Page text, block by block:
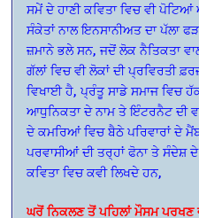
ਸਮੇਂ ਦੇ ਹਾਣੀ ਕਵਿਤਾ ਵਿਚ ਵੀ
ਸੰਕੇਤਾਂ ਨਾਲ ਇਨਸਾਨੀਅਤ ਦਾ ਪੱਲਾ
ਜ਼ਮਾਨੇ ਭਲੇ ਸਨ, ਜਦੋਂ ਲੋਕ ਨੈਤਿਕਤਾ
ਗੱਲਾਂ ਵਿਚ ਵੀ ਲੋਕਾਂ ਦੀ ਪ੍ਰਵਿਰਤੀ
ਵਿਖਾਈ ਹੈ, ਪ੍ਰੰਤੂ ਸਾਡੇ ਸਮਾਜ ਵਿਚ
ਆਧੁਨਿਕਤਾ ਦੇ ਨਾਮ ਤੇ ਇੰਟਰਨੈਟ ਦੀ
ਦੇ ਕਮਰਿਆਂ ਵਿਚ ਬੈਠੇ ਪਰਿਵਾਰਾਂ ਦੇ
ਪਰਵਾਸੀਆਂ ਦੀ ਤਰ੍ਹਾਂ ਫੋਨਾ ਤੇ ਸੰਦੇਸ਼
ਕਵਿਤਾ ਵਿਚ ਕਵੀ ਲਿਖਦੇ ਹਨ,
ਘਰੋਂ ਨਿਕਲਣ ਤੋਂ ਪਹਿਲਾਂ ਮੌਸਮ ਪਰਖਣ